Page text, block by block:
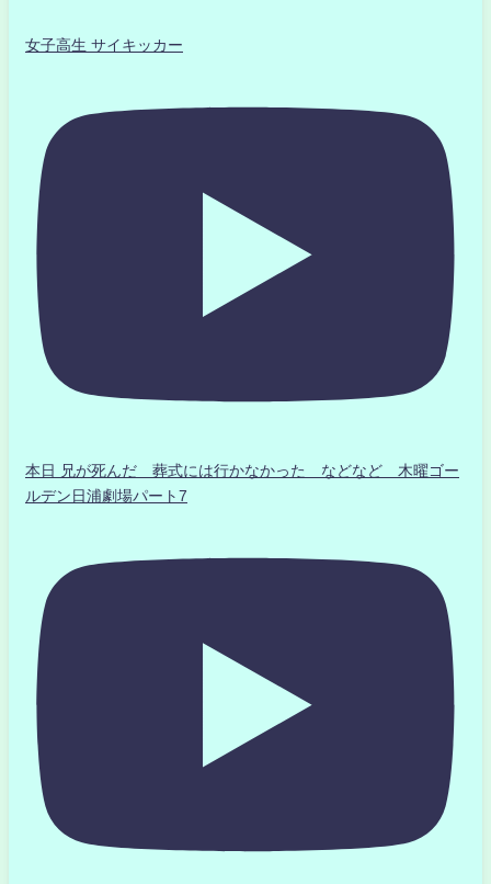
女子高生 サイキッカー
本日 兄が死んだ 葬式には行かなかった などなど 木曜ゴー
ルデン日浦劇場パート7